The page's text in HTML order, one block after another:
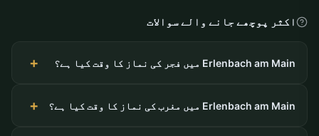
اکثر پوچھے جانے والے سوالات
Erlenbach am Main میں فجر کی نماز کا وقت کیا ہے؟
Erlenbach am Main میں مغرب کی نماز کا وقت کیا ہے؟